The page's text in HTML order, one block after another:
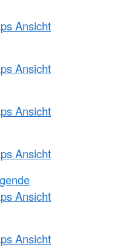
Ansicht
Ansicht
Ansicht
Ansicht
Ansicht
Ansicht